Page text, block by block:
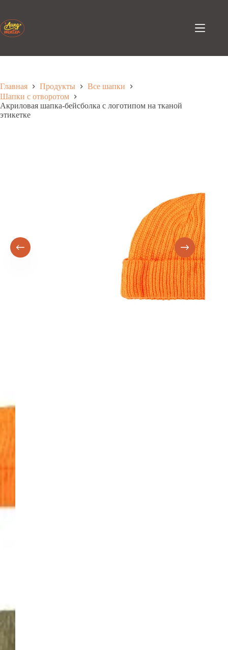
содержанию
Главная Продукты
Все шапки
Шапки с отворотом
Акриловая шапка-бейсболка с логотипом на тканой
этикетке